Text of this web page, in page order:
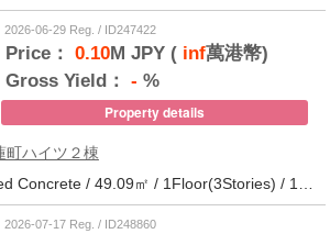
2026-06-29 Reg. / ID247422
Price： 0.10M JPY (inf萬港幣)
Gross Yield： - %
Property details
町ハイツ２棟
Built 61 yrs / Reinforced Concrete / 49.09㎡ / 1Floor(3Stories) / 12Units / Distance from the station.9
2026-07-17 Reg. / ID248860